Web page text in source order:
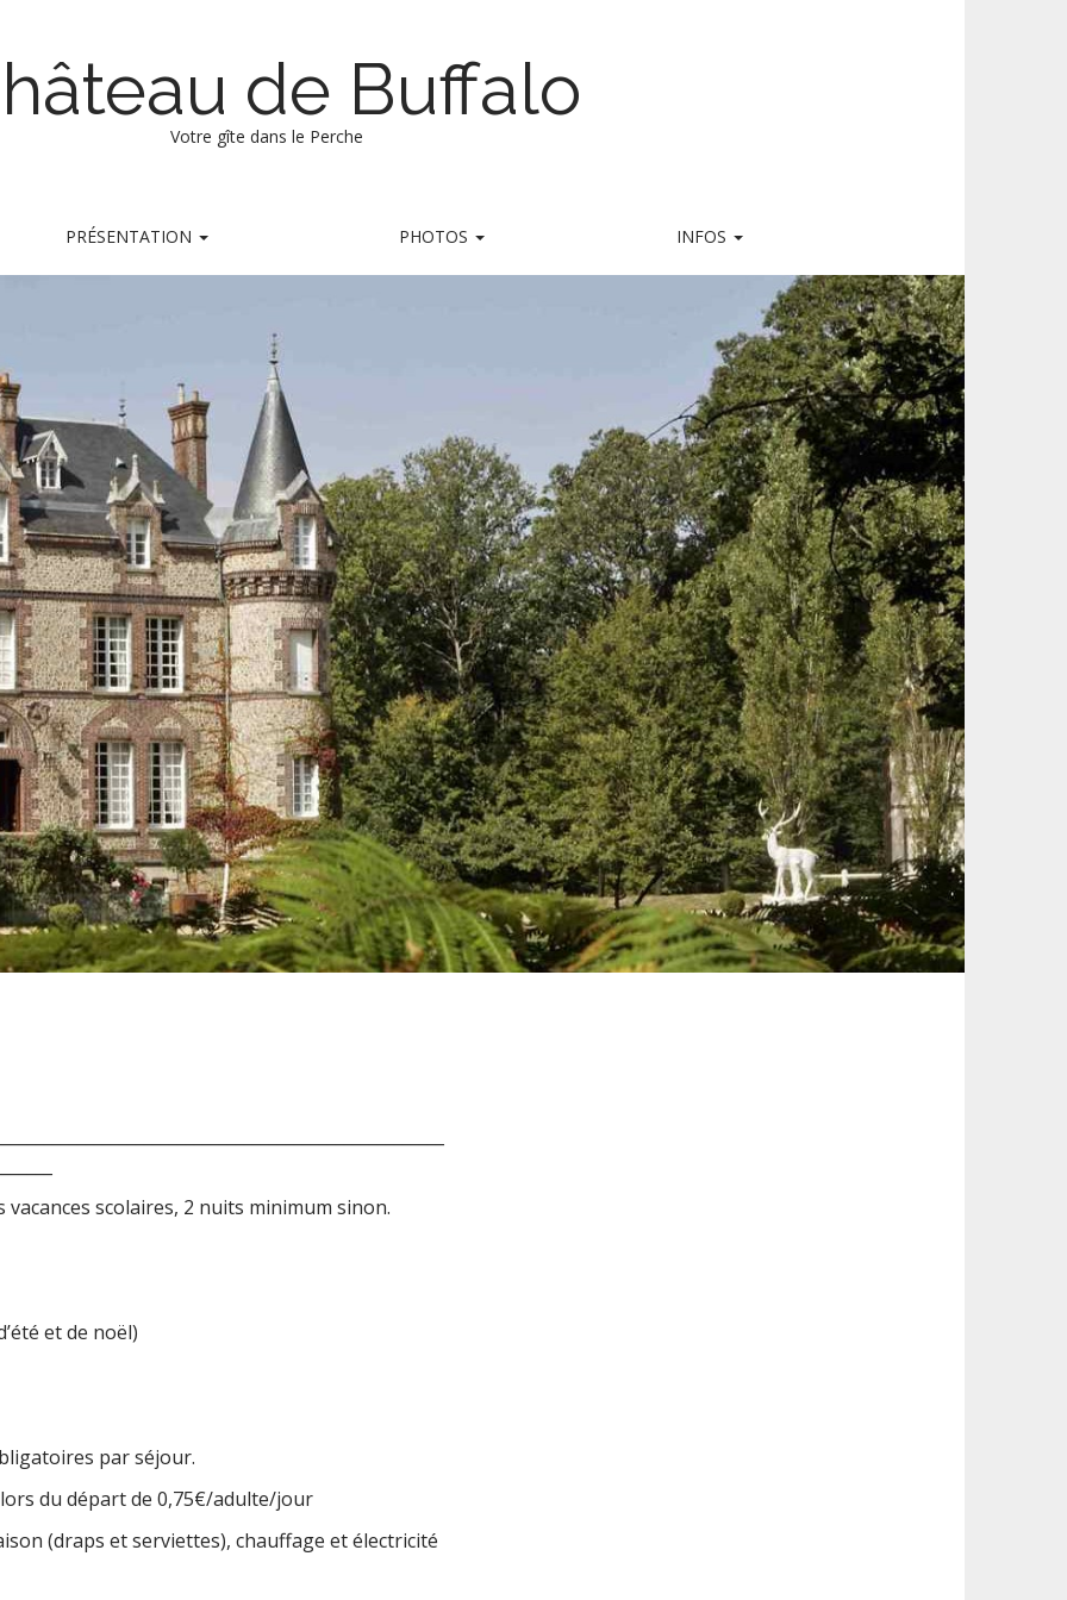
de Buffalo
Votre gîte dans le Perche
PRÉSENTATION PHOTOS INFOS
scolaires, 2 nuits minimum sinon.
et de noël)
par séjour.
du départ de 0,75€/adulte/jour
(draps et serviettes), chauffage et électricité